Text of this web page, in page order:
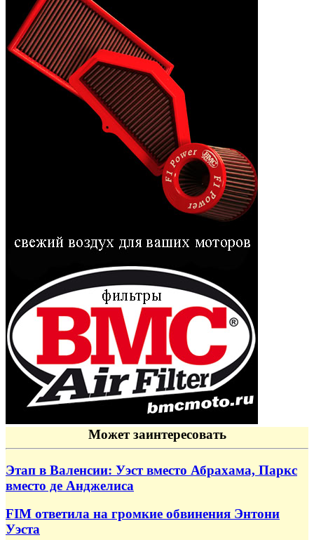
Может заинтересовать
Этап в Валенсии: Уэст вместо Абрахама, Паркс
вместо де Анджелиса
FIM ответила на громкие обвинения Энтони
Уэста